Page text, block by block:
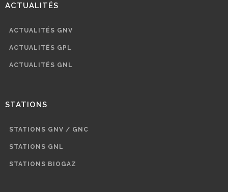
ACTUALITÉS
ACTUALITÉS GNV
ACTUALITÉS GPL
ACTUALITÉS GNL
STATIONS
STATIONS GNV / GNC
STATIONS GNL
STATIONS BIOGAZ